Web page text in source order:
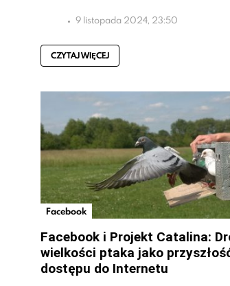
9 listopada 2024, 23:50
CZYTAJ WIĘCEJ
Facebook
Facebook i Projekt Catalina:
wielkości ptaka jako
dostępu do Internetu